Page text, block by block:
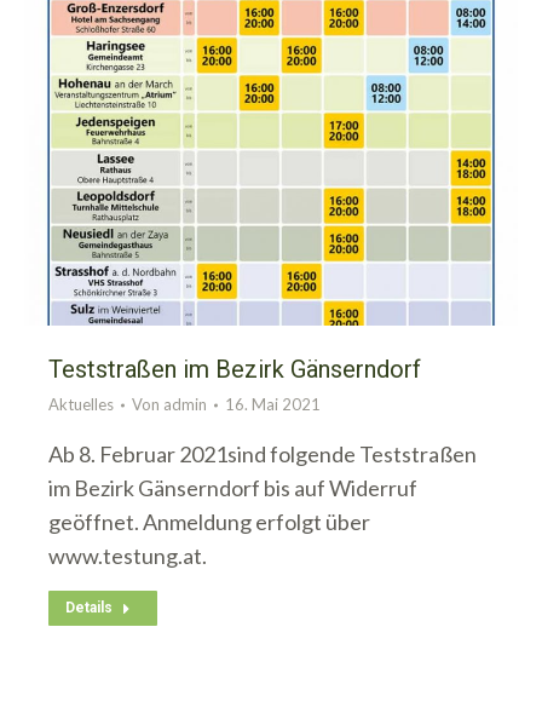
Teststraßen im Bezirk Gänserndorf
Aktuelles Von admin 16. Mai 2021
Ab 8. Februar 2021sind folgende Teststraßen
im Bezirk Gänserndorf bis auf Widerruf
geöffnet. Anmeldung erfolgt über
www.testung.at.
Details